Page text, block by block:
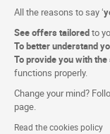
All the reasons to say ‘
See offers tailoredto
To better understand
To provide you with
functions properly.
Change your mind?
page.
Read the cookies policy
fotografías
Síguenos
Facebook
Linkedin